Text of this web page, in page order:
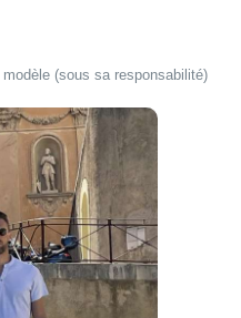
(sous sa responsabilité)